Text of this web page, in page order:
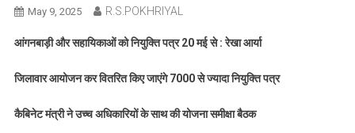
May 9, 2025 R.S.POKHRIYAL
आंगनबाड़ी और सहायिकाओं को नियुक्ति पत्र 20 मई से : रेखा आर्या
जिलावार आयोजन कर वितरित किए जाएंगे 7000 से ज्यादा नियुक्ति पत्र
कैबिनेट मंत्री ने उच्च अधिकारियों के साथ की योजना समीक्षा बैठक